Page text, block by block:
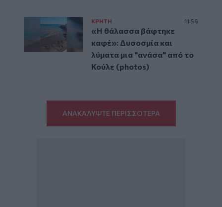
ΚΡΗΤΗ 11:56
«Η θάλασσα βάφτηκε
καφέ»: Δυσοσμία και
λύματα μια "ανάσα" από το
Κούλε (photos)
ΑΝΑΚΑΛΥΨΤΕ ΠΕΡΙΣΣΟΤΕΡΑ